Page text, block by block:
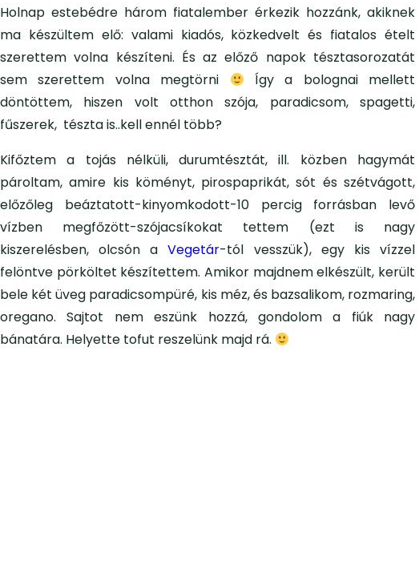
Holnap estebédre három fiatalember érkezik hozzánk, akiknek
ma készültem elő: valami kiadós, közkedvelt és fiatalos ételt
szerettem volna készíteni. És az előző napok tésztasorozatát
sem szerettem volna megtörni
Így a bolognai mellett
döntöttem, hiszen volt otthon szója, paradicsom, spagetti,
fűszerek, tészta is..kell ennél több?
Kifőztem a tojás nélküli, durumtésztát, ill. közben hagymát
pároltam, amire kis köményt, pirospaprikát, sót és szétvágott,
előzőleg beáztatott-kinyomkodott-10 percig forrásban levő
vízben megfőzött-szójacsíkokat tettem (ezt is nagy
kiszerelésben, olcsón aVegetár-tól vesszük), egy kis vízzel
felöntve pörköltet készítettem. Amikor majdnem elkészült, került
bele két üveg paradicsompüré, kis méz, és bazsalikom, rozmaring,
oregano. Sajtot nem eszünk hozzá, gondolom a fiúk nagy
bánatára. Helyette tofut reszelünk majd rá.